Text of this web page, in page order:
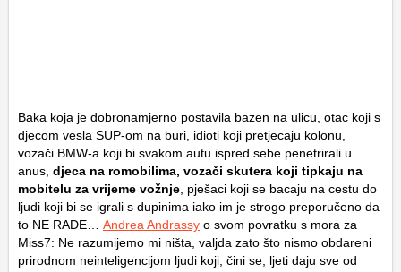
Baka koja je dobronamjerno postavila bazen na ulicu, otac koji s
djecom vesla SUP-om na buri, idioti koji pretjecaju kolonu,
vozači BMW-a koji bi svakom autu ispred sebe penetrirali u
anus, djeca na romobilima, vozači skutera koji tipkaju na
mobitelu za vrijeme vožnje , pješaci koji se bacaju na cestu do
ljudi koji bi se igrali s dupinima iako im je strogo preporučeno da
to NE RADE… Andrea Andrassy o svom povratku s mora za
Miss7: Ne razumijemo mi ništa, valjda zato što nismo obdareni
prirodnom neinteligencijom ljudi koji, čini se, ljeti daju sve od